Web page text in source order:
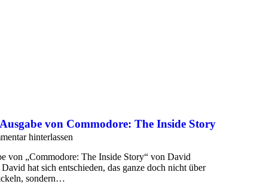
von Commodore: The Inside Story
hinterlassen
von „Commodore: The Inside Story“ von David
hat sich entschieden, das ganze doch nicht über
sondern…